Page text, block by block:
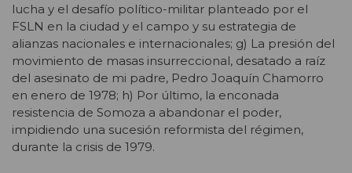
lucha y el desafío político-militar planteado por el
FSLN en la ciudad y el campo y su estrategia de
alianzas nacionales e internacionales; g) La presión del
movimiento de masas insurreccional, desatado a raíz
del asesinato de mi padre, Pedro Joaquín Chamorro
en enero de 1978; h) Por último, la enconada
resistencia de Somoza a abandonar el poder,
impidiendo una sucesión reformista del régimen,
durante la crisis de 1979.